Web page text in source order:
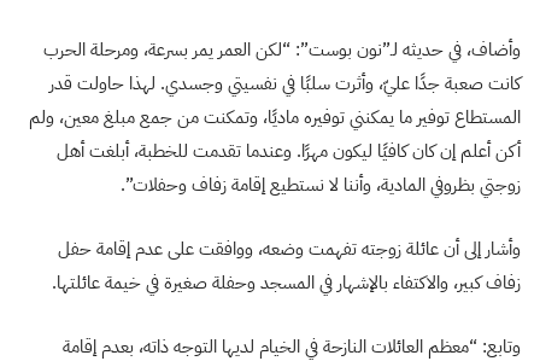
وأضاف، في حديثه لـ”نون بوست”: “لكن العمر يمر بسرعة، ومرحلة الحرب
كانت صعبة جدًا عليّ، وأثرت سلبًا في نفسيتي وجسدي. لهذا حاولت قدر
المستطاع توفير ما يمكنني توفيره ماديًا، وتمكنت من جمع مبلغ معين، ولم
أكن أعلم إن كان كافيًا ليكون مهرًا. وعندما تقدمت للخطبة، أبلغت أهل
زوجتي بظروفي المادية، وأننا لا نستطيع إقامة زفاف وحفلات”.
وأشار إلى أن عائلة زوجته تفهمت وضعه، ووافقت على عدم إقامة حفل
زفاف كبير، والاكتفاء بالإشهار في المسجد وحفلة صغيرة في خيمة عائلتها.
وتابع: “معظم العائلات النازحة في الخيام لديها التوجه ذاته، بعدم إقامة